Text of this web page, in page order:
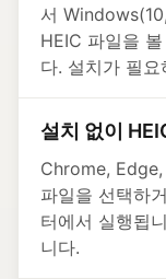
서
HEIC 파일을
다. 설치가 필
설치 없이
Chrome,
파일을 선택하
터에서 실행됩
니다.